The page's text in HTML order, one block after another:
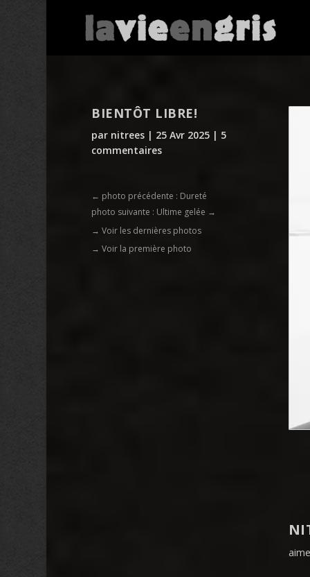
BIENTÔT LIBRE!
par nitrees | 25 Avr 2025 | 5
commentaires
← photo précédente : Dureté
photo suivante : Ultime gelée →
→ Voir les dernières photos
→ Voir la première photo